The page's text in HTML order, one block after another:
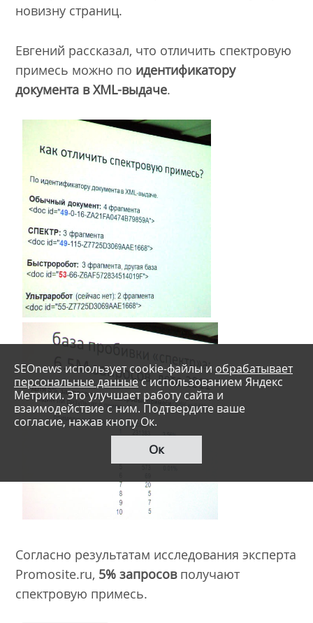
новизну страниц.
Евгений рассказал, что отличить спектровую
примесь можно по идентификатору
документа в XML-выдаче.
Согласно результатам исследования эксперта
Promosite.ru, 5% запросовполучают
спектровую примесь.
SEOnews использует cookie-файлы и обрабатывает
персональные данныес использованием Яндекс
Метрики. Это улучшает работу сайта и
взаимодействие с ним. Подтвердите ваше
согласие, нажав кнопу Ок.
Ок